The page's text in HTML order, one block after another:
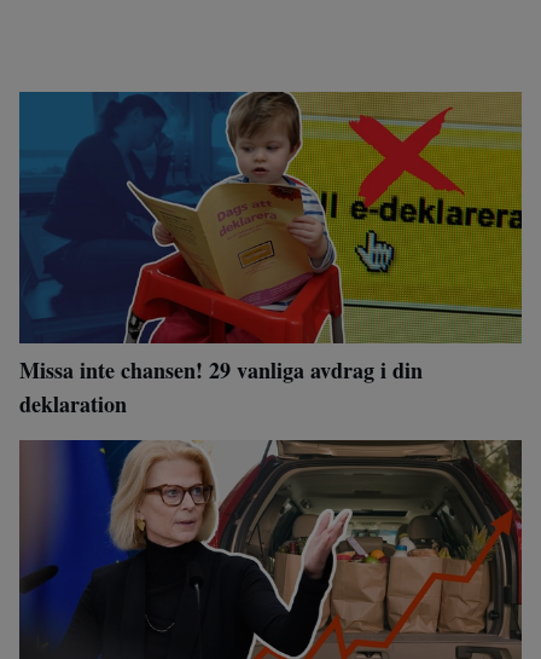
Missa inte chansen! 29 vanliga avdrag i din
deklaration